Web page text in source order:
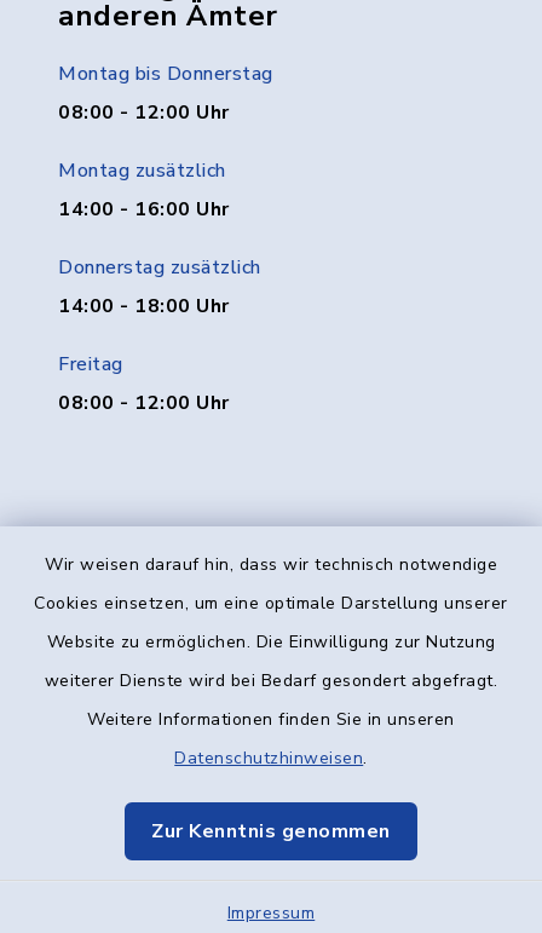
Wir weisen darauf hin, dass wir technisch notwendige
Cookies einsetzen, um eine optimale Darstellung unserer
Website zu ermöglichen. Die Einwilligung zur Nutzung
weiterer Dienste wird bei Bedarf gesondert abgefragt.
Weitere Informationen finden Sie in unseren
Datenschutzhinweisen.
Zur Kenntnis genommen
Impressum
anderen Ämter
Montag bis Donnerstag
08:00 - 12:00 Uhr
Montag zusätzlich
14:00 - 16:00 Uhr
Donnerstag zusätzlich
14:00 - 18:00 Uhr
Freitag
08:00 - 12:00 Uhr
Kontakt
Datenschutz
Elektronische Kommunikation
Sitemap